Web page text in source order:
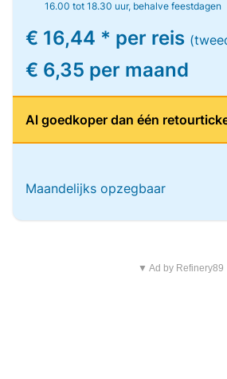
16.00 tot 18.30 uur, behalve feestdagen
€ 16,44 * per reis
€ 6,35 per maand
Al goedkoper dan één
Maandelijks opzegbaar
▼ Ad by Refinery89